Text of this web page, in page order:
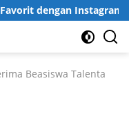
dengan Instagram
Beasiswa Talenta